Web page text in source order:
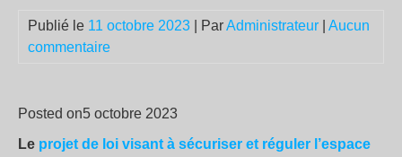
Publié le 11 octobre 2023 | ParAdministrateur
Aucun
commentaire
Posted on5 octobre 2023
Le projet de loi visant à sécuriser et réguler l’espace